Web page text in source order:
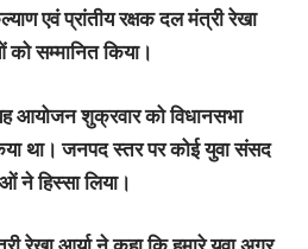
एवं प्रांतीय रक्षक दल मंत्री रेखा
सम्मानित किया।
आयोजन शुक्रवार को विधानसभा
था। जनपद स्तर पर कोई युवा संसद
ने हिस्सा लिया।